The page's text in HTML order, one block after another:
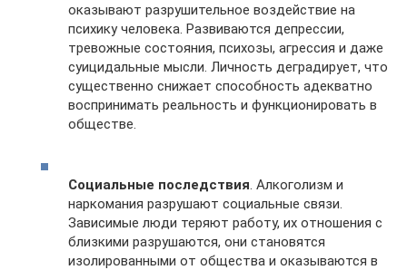
оказывают разрушительное воздействие на
психику человека. Развиваются депрессии,
тревожные состояния, психозы, агрессия и даже
суицидальные мысли. Личность деградирует, что
существенно снижает способность адекватно
воспринимать реальность и функционировать в
обществе.
Социальные последствия. Алкоголизм и
наркомания разрушают социальные связи.
Зависимые люди теряют работу, их отношения с
близкими разрушаются, они становятся
изолированными от общества и оказываются в